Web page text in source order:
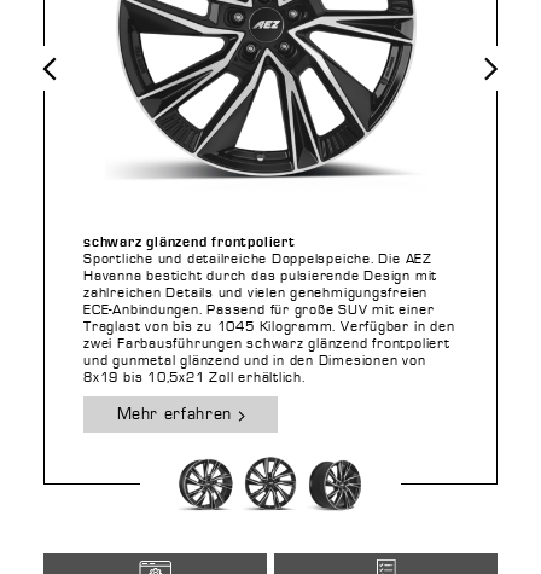
schwarz glänzend frontpoliert
Sportliche und detailreiche Doppelspeiche. Die AEZ
Havanna besticht durch das pulsierende Design mit
zahlreichen Details und vielen genehmigungsfreien
ECE-Anbindungen. Passend für große SUV mit einer
Traglast von bis zu 1045 Kilogramm. Verfügbar in den
zwei Farbausführungen schwarz glänzend frontpoliert
und gunmetal glänzend und in den Dimesionen von
8x19 bis 10,5x21 Zoll erhältlich.
Mehr erfahren